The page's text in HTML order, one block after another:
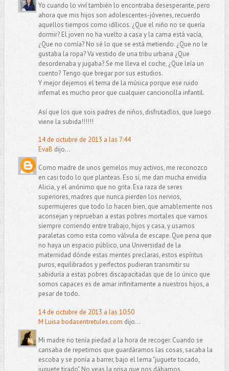
Yo cuando lo viví también lo encontraba desesperante, pero
ahora que mis hijos son adolescentes-jóvenes, recuerdo
aquellos tiempos como idílicos. ¿Que el niño no se quería
dormir? El joven no ha vuelto a casa y la cama está vacía,
¿Que no comía? No sé lo que se está metiendo. ¿Que no le
gustaba la ropa? Va vestido de una tribu urbana ¿Que
desordenaba y jugaba? Se me lleva el coche, ¿Que leía un
cuento? Tengo que bregar por sus estudios.
Y mejor dejemos el tema de la música porque ese ruido
infernal es mucho peor que cualquier cancioncilla infantil.
Así que los que sois padres de niños, disfrutadlos, que luego
viene la subida!!!!!!
14 de octubre de 2013 a las 7:44
EvaB dijo...
Como madre de unos gemelos muy activos, me reconozco
en casi todo lo que planteas. Eso sí, me dan mucha envidia
Alicia, y el anónimo que no grita. Esa raza de seres
superiores, madres que nunca pierden los nervios,
supermujeres que todo lo hacen bien, que amablemente nos
aconsejan y reprueban a estas pobres mortales que vamos
siempre corriendo entre trabajo, hijos y casa, y usamos
paraletas como esta como válvula de escape. Que pena que
no haya un espacio público, una Universidad de la
maternidad dónde estas mentes preclaras, estos espíritus
puros, equilibrados y perfectos pudieran transmitir su
sabiduría a estas pobres discapacitadas que de lo único que
somos capaces es de amar infinitamente a nuestros hijos, a
pesar de todo.
14 de octubre de 2013 a las 10:50
M Luisa bodasentretules.com dijo...
Mi madre no tenía piedad a la hora de recoger. Cuando se
cansaba de repetirnos que guardáramos las cosas, sacaba la
escoba y se ponía a barrer, bajo el lema "juguete tocado,
juguete tirado". No veas la prisa que nos dábamos.